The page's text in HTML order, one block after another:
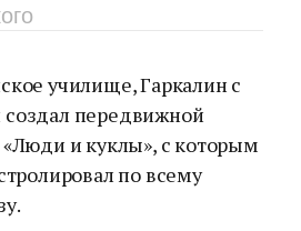
училище, Гаркалин с
передвижной
«Люди и куклы», с которым
по всему